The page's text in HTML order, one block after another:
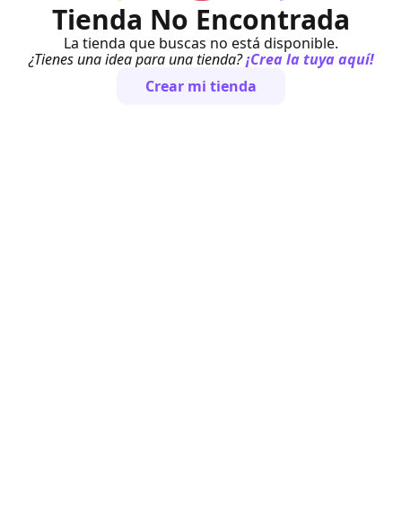
Tienda No Encontrada
La tienda que buscas no está disponible.
¿Tienes una idea para una tienda? ¡Crea la tuya aquí!
Crear mi tienda